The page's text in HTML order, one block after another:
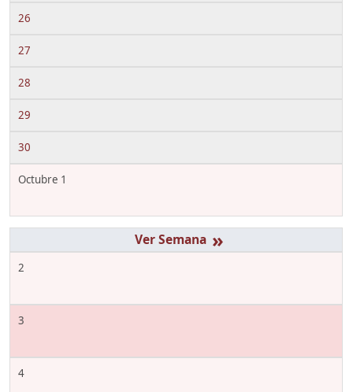
26
27
28
29
30
Octubre 1
»
2
3
4